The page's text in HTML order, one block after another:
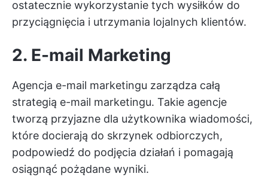
ostatecznie wykorzystanie tych wysiłków do
przyciągnięcia i utrzymania lojalnych klientów.
2. E-mail Marketing
Agencja e-mail marketingu zarządza całą
strategią e-mail marketingu. Takie agencje
tworzą przyjazne dla użytkownika wiadomości,
które docierają do skrzynek odbiorczych,
podpowiedź do podjęcia działań i pomagają
osiągnąć pożądane wyniki.